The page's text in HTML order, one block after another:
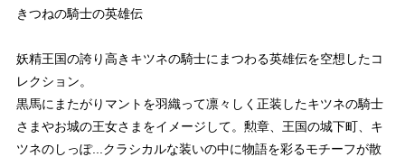
きつねの騎士の英雄伝
妖精王国の誇り高きキツネの騎士にまつわる英雄伝を空想したコ
レクション。
黒馬にまたがりマントを羽織って凛々しく正装したキツネの騎士
さまやお城の王女さまをイメージして。勲章、王国の城下町、キ
ツネのしっぽ...クラシカルな装いの中に物語を彩るモチーフが散